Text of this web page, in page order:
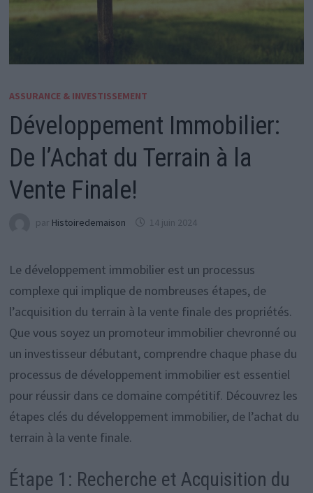
ASSURANCE & INVESTISSEMENT
Développement Immobilier:
De l’Achat du Terrain à la
Vente Finale!
par Histoiredemaison 14 juin 2024
Le développement immobilier est un processus
complexe qui implique de nombreuses étapes, de
l’acquisition du terrain à la vente finale des propriétés.
Que vous soyez un promoteur immobilier chevronné ou
un investisseur débutant, comprendre chaque phase du
processus de développement immobilier est essentiel
pour réussir dans ce domaine compétitif. Découvrez les
étapes clés du développement immobilier, de l’achat du
terrain à la vente finale.
Étape 1: Recherche et Acquisition du